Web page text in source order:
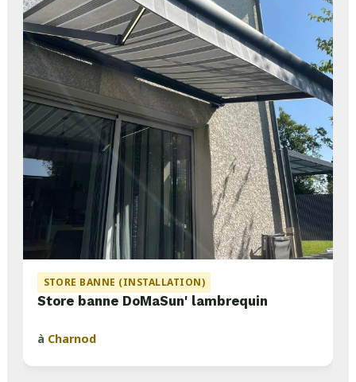
STORE BANNE (INSTALLATION)
Store banne DoMaSun' lambrequin
à Charnod